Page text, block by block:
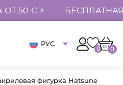
50 € ⚡
РУС
0 0
фигурка Hatsune